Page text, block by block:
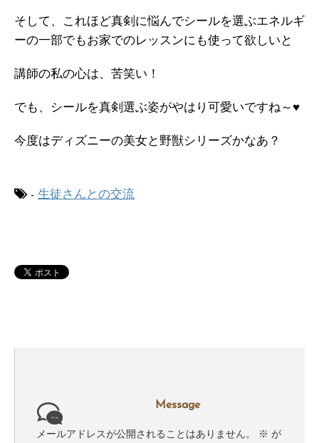
そして、これほど真剣に悩んでシールを選ぶエネルギ
ーの一部でもお家でのレッスンにも使って欲しいと
講師の私の心は、苦笑い！
でも、シールを真剣選ぶ姿がやはり可愛いですね～♥
今度はディズニーの美女と野獣シリーズかなあ？
- 生徒さんとの交流
Message
メールアドレスが公開されることはありません。 ※ が